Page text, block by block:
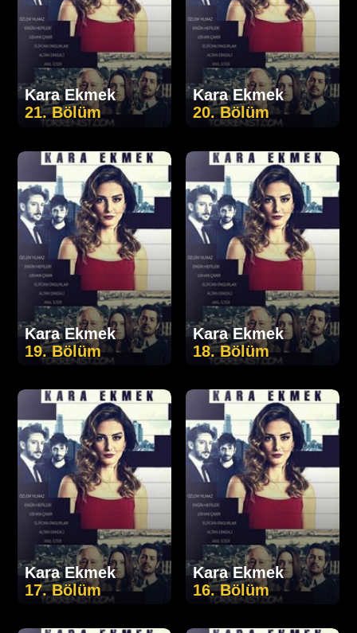
Kara Ekmek
21. Bölüm
Kara Ekmek
20. Bölüm
Kara Ekmek
19. Bölüm
Kara Ekmek
18. Bölüm
Kara Ekmek
17. Bölüm
Kara Ekmek
16. Bölüm